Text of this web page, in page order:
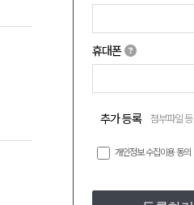
휴대폰
추가 등록 첨부파일 등
개인정보 수집이용 동의